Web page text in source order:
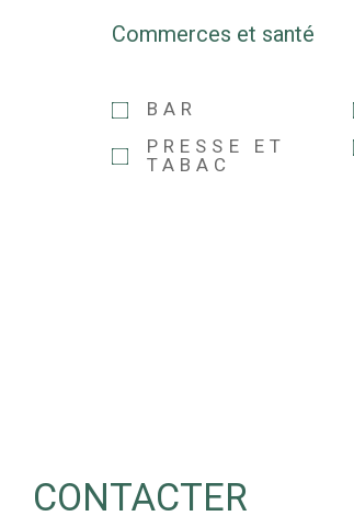
Commerces et santé
BAR
PRESSE ET
TABAC
CONTACTER